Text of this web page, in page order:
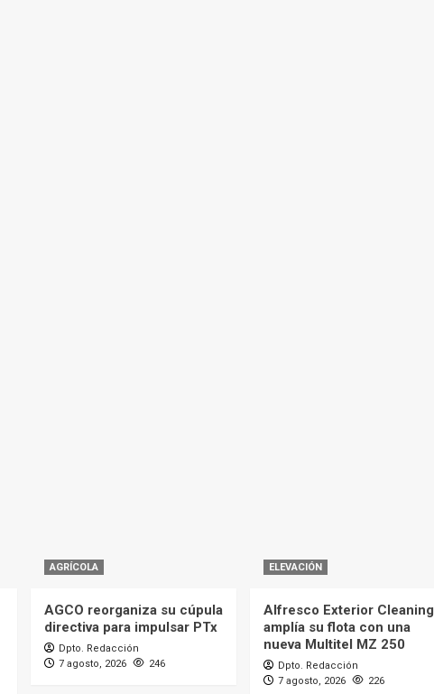
AGRÍCOLA
AGCO reorganiza su cúpula
directiva para impulsar PTx
Dpto. Redacción
7 agosto, 2026
246
ELEVACIÓN
Alfresco Exterior Cleaning
amplía su flota con una
nueva Multitel MZ 250
Dpto. Redacción
7 agosto, 2026
226